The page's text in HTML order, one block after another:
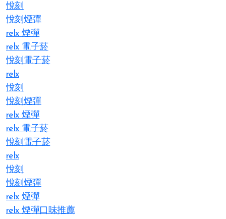
悅刻
悅刻煙彈
relx 煙彈
relx 電子菸
悅刻電子菸
relx
悅刻
悅刻煙彈
relx 煙彈
relx 電子菸
悅刻電子菸
relx
悅刻
悅刻煙彈
relx 煙彈
relx 煙彈口味推薦